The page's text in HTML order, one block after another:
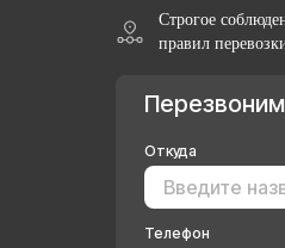
Строгое
правил
Откуда
Телефон